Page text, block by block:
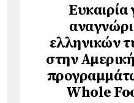
Ευκαιρία
ελληνικών
στην
Whole